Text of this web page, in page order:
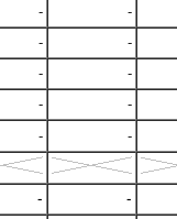
-
-
-
-
-
-
-
-
-
-
-
-